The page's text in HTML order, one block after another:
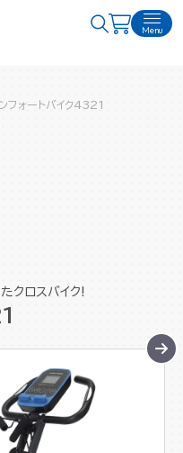
Menu
フォートバイク4321
クロスバイク!